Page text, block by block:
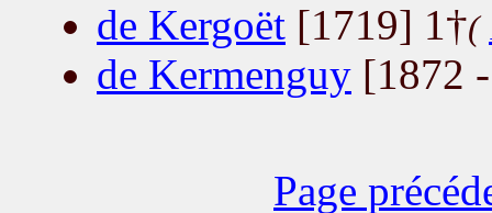
de Kergoët [1719] 1†(
de Kermenguy [1872
Page